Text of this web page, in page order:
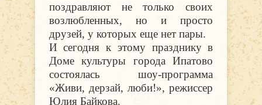
поздравляют не только своих
возлюбленных, но и просто
друзей, у которых еще нет пары.
И сегодня к этому празднику в
Доме культуры города Ипатово
состоялась шоу-программа
«Живи, дерзай, люби!», режиссер
Юлия Байкова.